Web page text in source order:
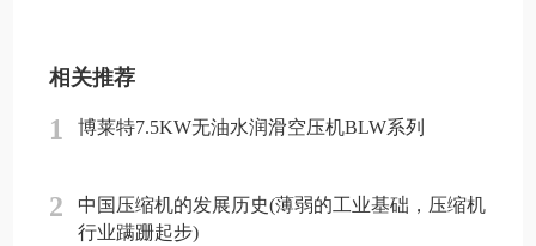
相关推荐
1 博莱特7.5KW无油水润滑空压机BLW系列
2
中国压缩机的发展历史(薄弱的工业基础，压缩机
行业蹒跚起步)